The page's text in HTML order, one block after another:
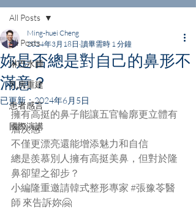
All Posts
淋巴水腫
乳房重建
患者感言
國際演講
All Posts
妳是否總是對自己的鼻形不
滿意？
Ming-huei Cheng
2024年3月18日 讀畢需時 1 分鐘
已更新：2024年6月5日
擁有高挺的鼻子能讓五官輪廓更立體有
層次感
不僅更漂亮還能增添魅力和自信
總是羨慕別人擁有高挺美鼻，但對於隆
鼻卻望之卻步？
小編隆重邀請韓式整形專家 #張豫苓醫
師 來告訴妳🤗